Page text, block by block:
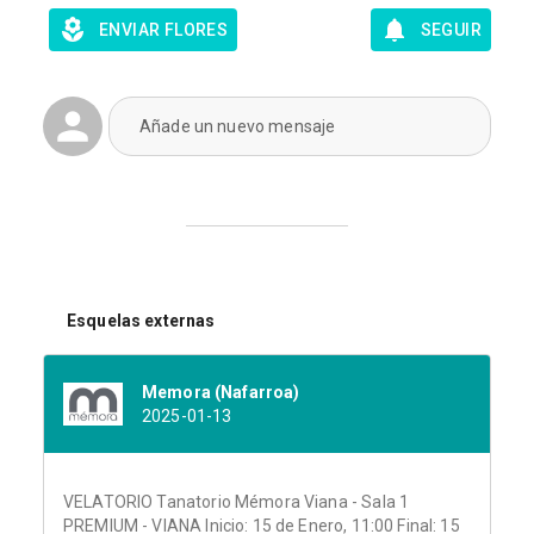
ENVIAR FLORES SEGUIR
Añade un nuevo mensaje
Esquelas externas
Memora (Nafarroa)
2025-01-13
VELATORIO Tanatorio Mémora Viana - Sala 1
PREMIUM - VIANA Inicio: 15 de Enero, 11:00 Final: 15